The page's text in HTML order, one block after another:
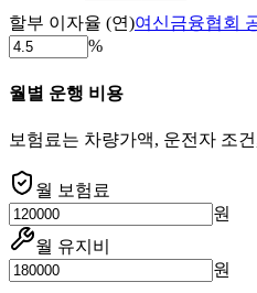
할부 이자율 (연)여신금융협회
%
월별 운행 비용
보험료는 차량가액, 운전자 조
월 보험료
원
월 유지비
원